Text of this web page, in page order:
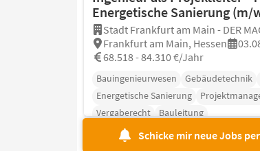
Energetische Sanierung (m/
Stadt Frankfurt am Main - DER
Frankfurt am Main, Hessen
68.518 - 84.310 €/Jahr
Bauingenieurwesen Gebäudetechnik
Energetische Sanierung
Vergaberecht
Bauleitung
Schicke mir neue Jobs